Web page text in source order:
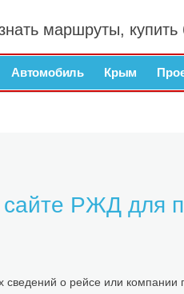
маршруты,
Автомобиль Крым
РЖД для
о рейсе или компании